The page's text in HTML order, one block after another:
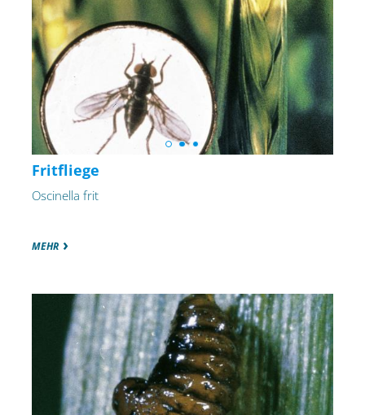
Fritfliege
Oscinella frit
MEHR